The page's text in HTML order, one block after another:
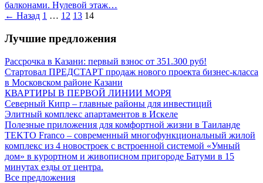
балконами. Нулевой этаж…
Навигация
по
записям
← Назад 1 … 12 13 14
Лучшие предложения
Рассрочка в Казани: первый взнос от 351.300 руб!
Стартовал ПРЕДСТАРТ продаж нового проекта бизнес-класса
в Московском районе Казани
КВАРТИРЫ В ПЕРВОЙ ЛИНИИ МОРЯ
Северный Кипр – главные районы для инвестиций
Элитный комплекс апартаментов в Искеле
Полезные приложения для комфортной жизни в Таиланде
TEKTO Franco – современный многофункциональный жилой
комплекс из 4 новостроек c встроенной системой «Умный
дом» в курортном и живописном пригороде Батуми в 15
минутах езды от центра.
Все предложения